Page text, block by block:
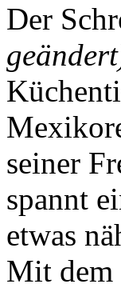
Der
seiner
spannt
etwas
Mit dem